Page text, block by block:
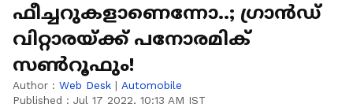
ഫീച്ചറുകളാണെന്നോ..; ഗ്രാൻഡ്
വിറ്റാരയ്ക്ക് പനോരമിക്
സൺറൂഫും!
Author : Web Desk | Automobile
Published : Jul 17 2022, 10:13 AM IST